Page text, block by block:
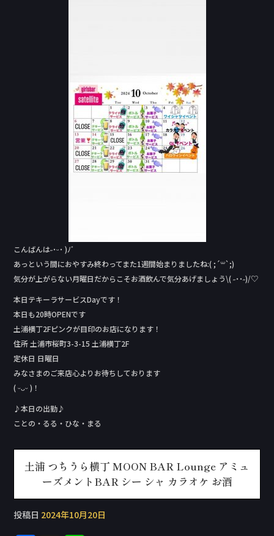
こんばんは˶˙ᵕ˙ )ﾉﾞ
あっという間におやすみ終わってまた1週間始まりましたね:( ;´꒳`;)
気分が上がらない月曜日だからこそお酒飲んで気分あげましょう\( ˶˙˙˶)/♡
本日テキーラサービスDay‬です！
本日も20時OPENです
土浦横丁2Fピンクが目印のお店になります！
住所 土浦市桜町3-3-15 土浦横丁2F
定休日 日曜日
みなさまのご来店心よりお待ちしております
( ᵕᴗᵕ )！
♪本日の出勤♪
ことの・るる・ひな・まる
土浦 つちうら横丁 MOON BAR Lounge アミュ
ーズメントBAR シー シャ カラオケ お酒
投稿日 2024年10月20日